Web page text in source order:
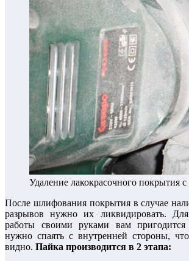
Удаление лакокрасочного
После шлифования покрытия в случае
разрывов нужно их ликвидировать.
работы своими руками вам пригодится
нужно спаять с внутренней стороны,
видно. Пайка производится в 2 этапа: